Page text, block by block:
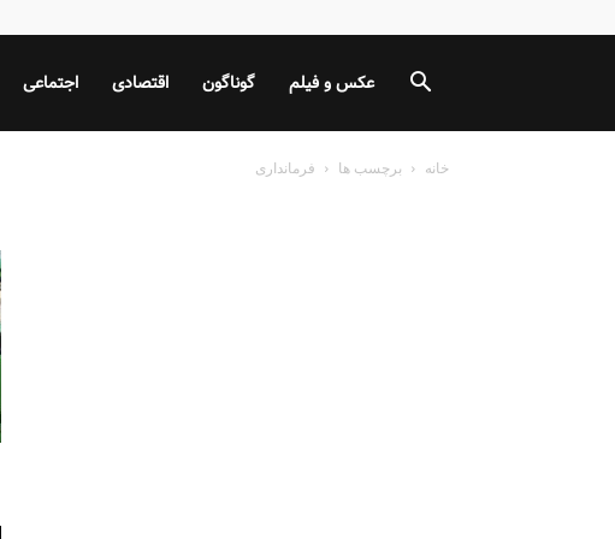
اجتماعی اقتصادی گوناگون عکس و فیلم
خانه برچسب ها فرمانداری